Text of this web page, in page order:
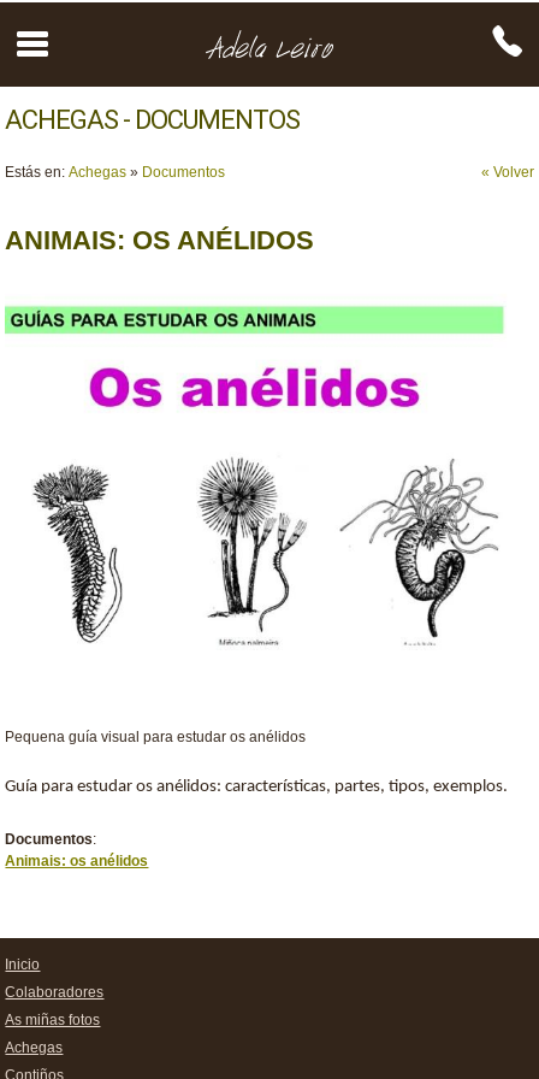
ACHEGAS - DOCUMENTOS
« Volver
Estás en:Achegas » Documentos
ANIMAIS: OS ANÉLIDOS
Pequena guía visual para estudar os anélidos
Guía para estudar os anélidos: características, partes, tipos, exemplos.
Documentos:
Animais: os anélidos
Inicio
Colaboradores
As miñas fotos
Achegas
Contiños